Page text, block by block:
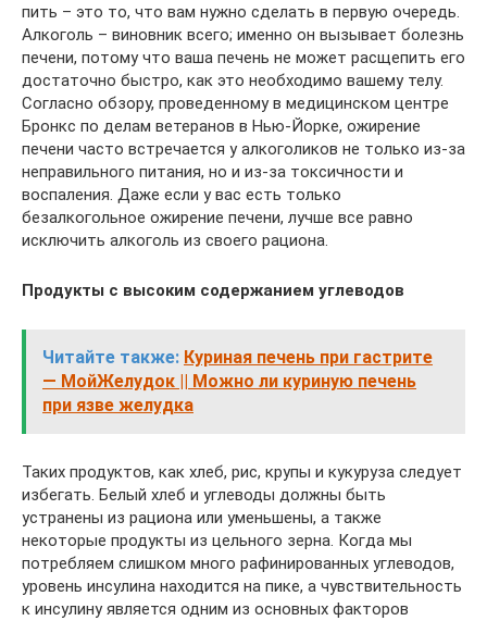
пить – это то, что вам нужно сделать в первую очередь.
Алкоголь – виновник всего; именно он вызывает болезнь
печени, потому что ваша печень не может расщепить его
достаточно быстро, как это необходимо вашему телу.
Согласно обзору, проведенному в медицинском центре
Бронкс по делам ветеранов в Нью-Йорке, ожирение
печени часто встречается у алкоголиков не только из-за
неправильного питания, но и из-за токсичности и
воспаления. Даже если у вас есть только
безалкогольное ожирение печени, лучше все равно
исключить алкоголь из своего рациона.
Продукты с высоким содержанием углеводов
Читайте также: Куриная печень при гастрите
— МойЖелудок || Можно ли куриную печень
при язве желудка
Таких продуктов, как хлеб, рис, крупы и кукуруза следует
избегать. Белый хлеб и углеводы должны быть
устранены из рациона или уменьшены, а также
некоторые продукты из цельного зерна. Когда мы
потребляем слишком много рафинированных углеводов,
уровень инсулина находится на пике, а чувствительность
к инсулину является одним из основных факторов